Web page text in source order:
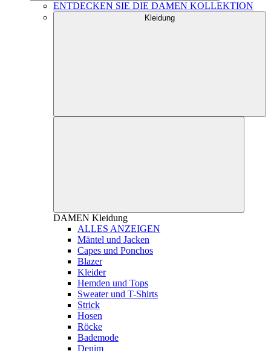
ENTDECKEN SIE DIE DAMEN KOLLEKTION
Kleidung
DAMEN Kleidung
ALLES ANZEIGEN
Mäntel und Jacken
Capes und Ponchos
Blazer
Kleider
Hemden und Tops
Sweater und T-Shirts
Strick
Hosen
Röcke
Bademode
Denim